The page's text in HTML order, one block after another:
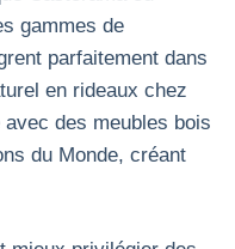
gammes de
parfaitement dans
en rideaux chez
des meubles bois
du Monde, créant